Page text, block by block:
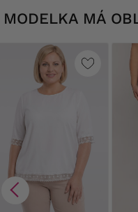
MODELKA MÁ